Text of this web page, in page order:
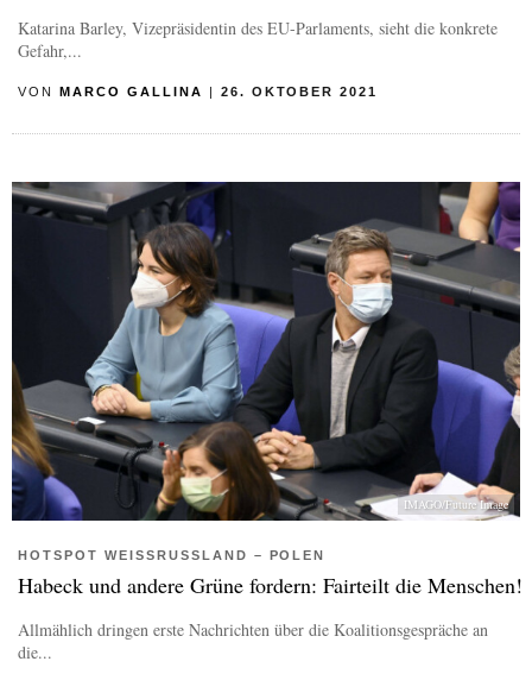
Katarina Barley, Vizepräsidentin des EU-Parlaments, sieht die konkrete
Gefahr,...
VON MARCO GALLINA 26. OKTOBER 2021
IMAGO/Future Image
HOTSPOT WEISSRUSSLAND – POLEN
Habeck und andere Grüne fordern: Fairteilt die Menschen!
Allmählich dringen erste Nachrichten über die Koalitionsgespräche an
die...